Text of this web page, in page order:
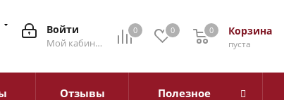
0 0 Корзина
0
пуста
0
Войти
Мой кабинет
Отзывы Полезное